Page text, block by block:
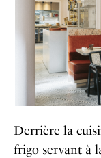
Derrière la
frigo servant à